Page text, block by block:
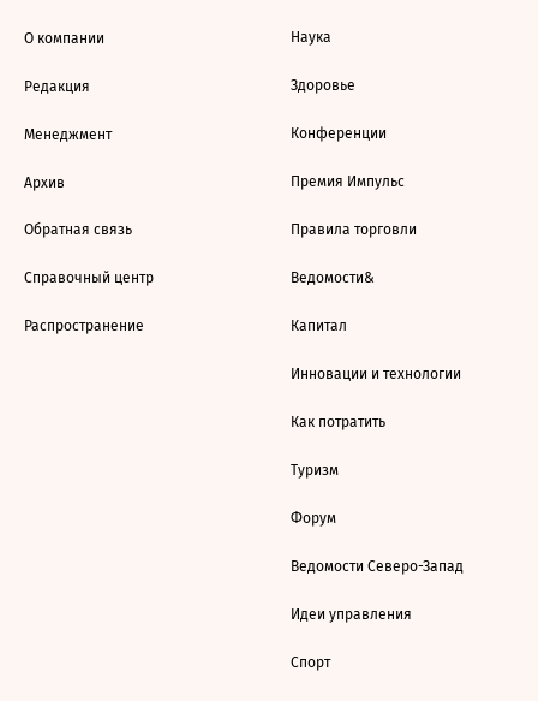
О компании
Редакция
Менеджмент
Архив
Обратная связь
Справочный центр
Распространение
Наука
Здоровье
Конференции
Премия Импульс
Правила торговли
Ведомости&
Капитал
Инновации и технологии
Как потратить
Туризм
Форум
Ведомости Северо-Запад
Идеи управления
Спорт